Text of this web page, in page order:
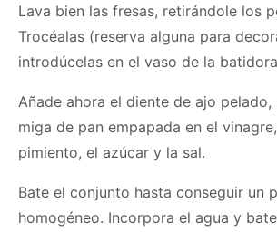
Lava bien las fresas, retirándole los
Trocéalas (reserva alguna para
introdúcelas en el vaso de la
Añade ahora el diente de ajo
miga de pan empapada en el
pimiento, el azúcar y la sal.
Bate el conjunto hasta conseguir un
homogéneo. Incorpora el agua y